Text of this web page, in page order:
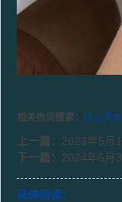
相关热词搜索： 杨公风
上一篇： 2023年5月
下一篇： 2024年6月
延伸阅读：